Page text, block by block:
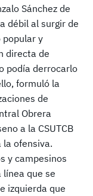
Sánchez de
débil al surgir de
popular y
directa de
podía derrocarlo
formuló la
de
Obrera
a la CSUTCB
la ofensiva.
y campesinos
línea que se
izquierda que